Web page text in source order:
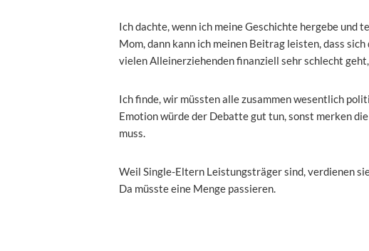
Ich dachte, wenn ich meine Geschichte hergebe und
Mom, dann kann ich meinen Beitrag leisten, dass
vielen Alleinerziehenden finanziell sehr schlecht
Ich finde, wir müssten alle zusammen wesentlich
Emotion würde der Debatte gut tun, sonst merken
muss.
Weil Single-Eltern Leistungsträger sind, verdienen
Da müsste eine Menge passieren.